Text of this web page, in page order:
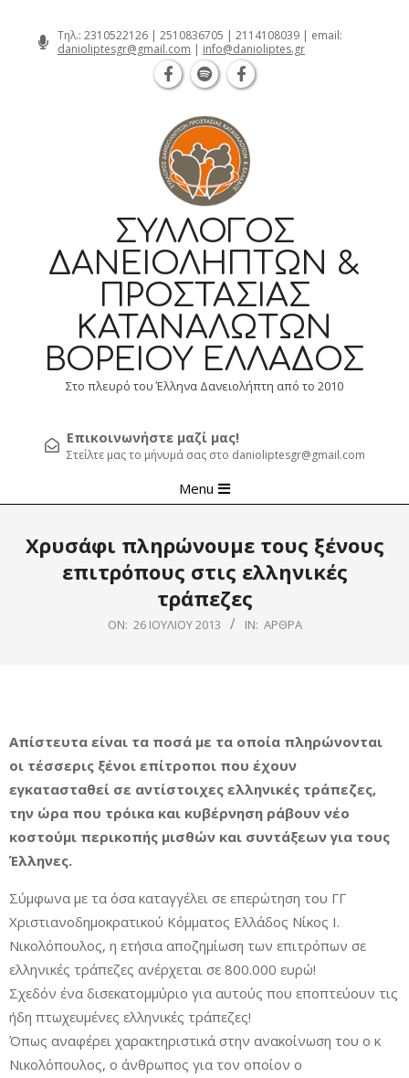
Τηλ.: 2310522126 | 2510836705 | 2114108039 | email:
danioliptesgr@gmail.com | info@danioliptes.gr
ΣΎΛΛΟΓΟΣ
ΔΑΝΕΙΟΛΗΠΤΏΝ &
ΠΡΟΣΤΑΣΊΑΣ
ΚΑΤΑΝΑΛΩΤΏΝ
ΒΟΡΕΊΟΥ ΕΛΛΆΔΟΣ
Στο πλευρό του Έλληνα Δανειολήπτη από το 2010
Επικοινωνήστε μαζί μας!
Στείλτε μας το μήνυμά σας στο danioliptesgr@gmail.com
Navigation
Menu
Χρυσάφι πληρώνουμε τους ξένους
επιτρόπους στις ελληνικές
τράπεζες
ON: 26 ΙΟΥΛΊΟΥ 2013 IN: ΆΡΘΡΑ
Απίστευτα είναι τα ποσά με τα οποία πληρώνονται
οι τέσσερις ξένοι επίτροποι που έχουν
εγκατασταθεί σε αντίστοιχες ελληνικές τράπεζες,
την ώρα που τρόικα και κυβέρνηση ράβουν νέο
κοστούμι περικοπής μισθών και συντάξεων για τους
Έλληνες.
Σύμφωνα με τα όσα καταγγέλει σε επερώτηση του ΓΓ
Χριστιανοδημοκρατικού Κόμματος Ελλάδος Νίκος Ι.
Νικολόπουλος, η ετήσια αποζημίωση των επιτρόπων σε
ελληνικές τράπεζες ανέρχεται σε 800.000 ευρώ!
Σχεδόν ένα δισεκατομμύριο για αυτούς που εποπτεύουν τις
ήδη πτωχευμένες ελληνικές τράπεζες!
Όπως αναφέρει χαρακτηριστικά στην ανακοίνωση του ο κ
Νικολόπουλος, ο άνθρωπος για τον οποίον ο